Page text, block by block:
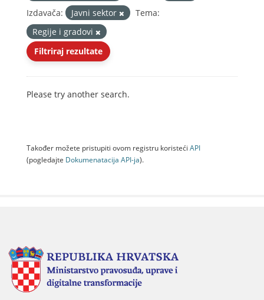
Izdavača:
Javni sektor
Tema:
Regije i gradovi
Filtriraj rezultate
Please try another search.
Također možete pristupiti ovom registru koristeći API
(pogledajte Dokumenаtаcijа API-jа).